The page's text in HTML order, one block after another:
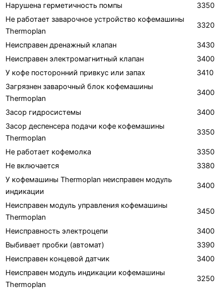
Нарушена герметичность помпы
3350
Не работает заварочное устройство кофемашины
Thermoplan
3320
Неисправен дренажный клапан
3430
Неисправен электромагнитный клапан
3400
У кофе посторонний привкус или запах
3410
Загрязнен заварочный блок кофемашины
Thermoplan
3400
Засор гидросистемы
3400
Засор деспенсера подачи кофе кофемашины
Thermoplan
3350
Не работает кофемолка
3350
Не включается
3380
У кофемашины Thermoplan неисправен модуль
индикации
3400
Неисправен модуль управления кофемашины
Thermoplan
3450
Неисправность электроцепи
3400
Выбивает пробки (автомат)
3390
Неисправен концевой датчик
3400
Неисправен модуль индикации кофемашины
Thermoplan
3250